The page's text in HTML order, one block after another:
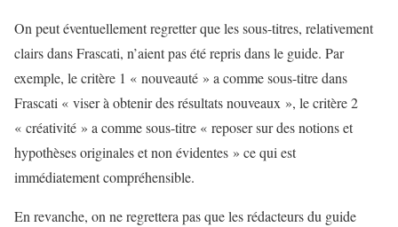
On peut éventuellement regretter que les sous-titres, relativement
clairs dans Frascati, n’aient pas été repris dans le guide. Par
exemple, le critère 1 « nouveauté » a comme sous-titre dans
Frascati « viser à obtenir des résultats nouveaux », le critère 2
« créativité » a comme sous-titre « reposer sur des notions et
hypothèses originales et non évidentes » ce qui est
immédiatement compréhensible.
En revanche, on ne regrettera pas que les rédacteurs du guide